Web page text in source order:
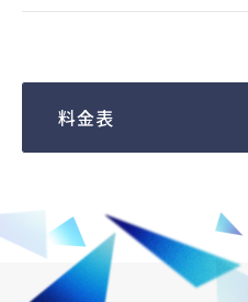
料金表